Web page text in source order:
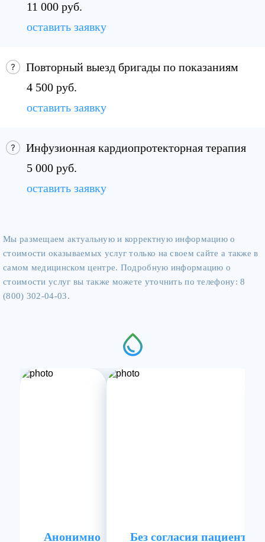
11 000 руб.
оставить заявку
Повторный выезд бригады по показаниям
4 500 руб.
оставить заявку
Инфузионная кардиопротекторная терапия
5 000 руб.
оставить заявку
Мы размещаем актуальную и корректную информацию о
стоимости оказываемых услуг только на своем сайте а также в
самом медицинском центре. Подробную информацию о
стоимости услуг вы также можете уточнить по телефону: 8
(800) 302-04-03.
Анонимно Без согласия пациента